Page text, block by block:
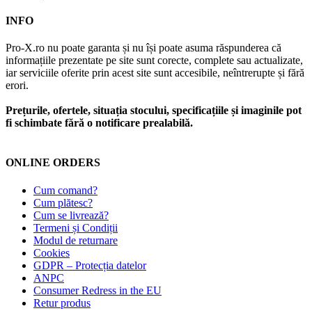
INFO
Pro-X.ro nu poate garanta și nu își poate asuma răspunderea că
informațiile prezentate pe site sunt corecte, complete sau actualizate,
iar serviciile oferite prin acest site sunt accesibile, neîntrerupte și fără
erori.
Prețurile, ofertele, situația stocului, specificațiile și imaginile pot
fi schimbate fără o notificare prealabilă.
ONLINE ORDERS
Cum comand?
Cum plătesc?
Cum se livrează?
Termeni și Condiții
Modul de returnare
Cookies
GDPR – Protecția datelor
ANPC
Consumer Redress in the EU
Retur produs